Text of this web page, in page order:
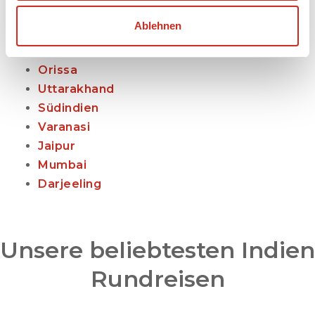
Ablehnen
Kinnaur und Spiti
Neu-Delhi
Orissa
Uttarakhand
Südindien
Varanasi
Jaipur
Mumbai
Darjeeling
Unsere beliebtesten Indien
Rundreisen